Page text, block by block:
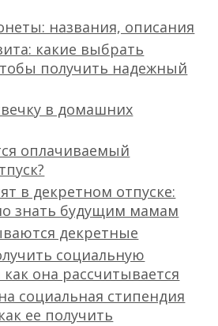
названия, описания
какие выбрать
получить надежный
в домашних
оплачиваемый
в декретном отпуске:
знать будущим мамам
декретные
социальную
она рассчитывается
социальная стипендия
ее получить